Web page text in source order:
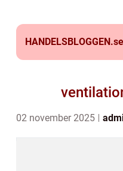
HANDELSBLOGGEN.se
02 november 2025